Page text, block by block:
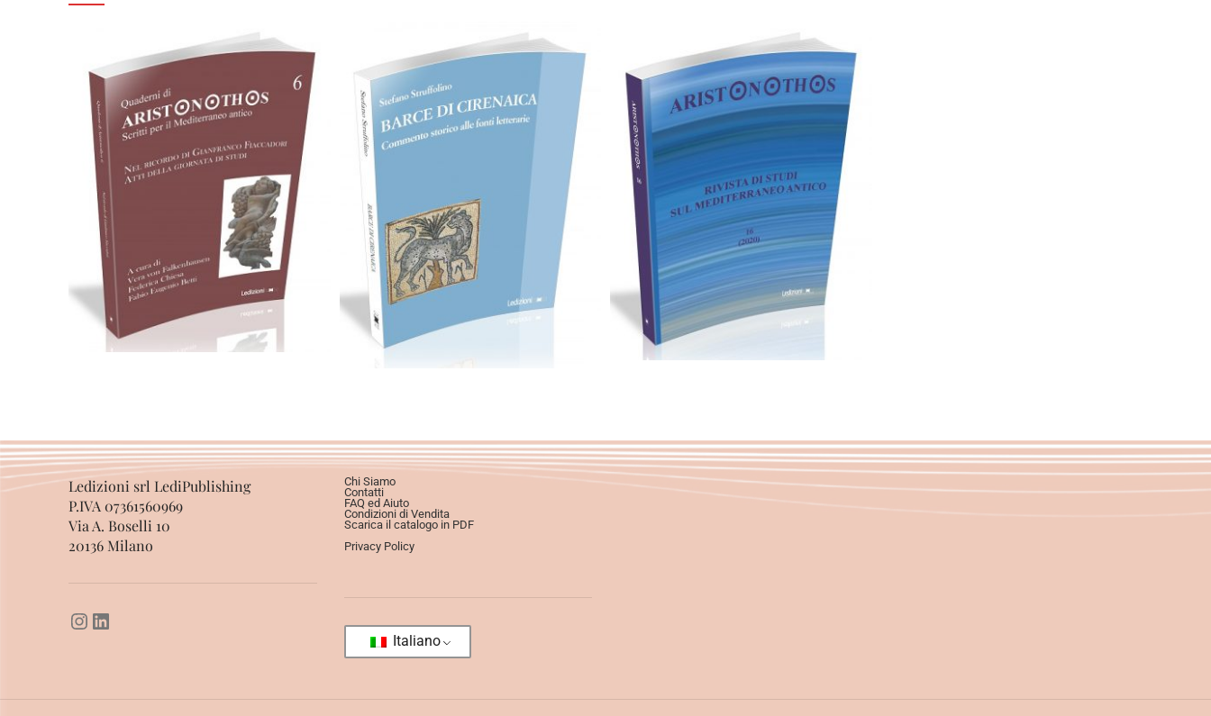
Aggiungi al carrello
18,00
Aggiungi al carrello
35,00
Aggiungi al carrello
Ledizioni srl LediPublishing
P.IVA 07361560969
Via A. Boselli 10
20136 Milano
Chi Siamo
Contatti
FAQ ed Aiuto
Condizioni di Vendita
Scarica il catalogo in PDF
Privacy Policy
Italiano